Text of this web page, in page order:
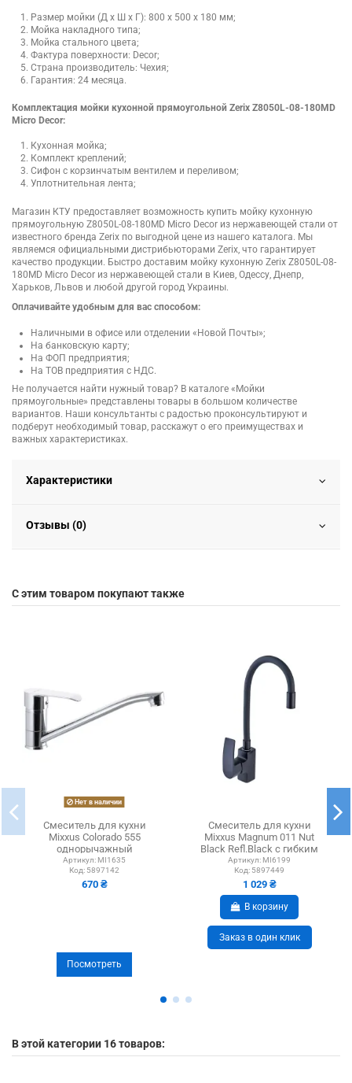
Размер мойки (Д х Ш х Г): 800 х 500 х 180 мм;
Мойка накладного типа;
Мойка стального цвета;
Фактура поверхности: Decor;
Страна производитель: Чехия;
Гарантия: 24 месяца.
Комплектация мойки кухонной прямоугольной Zerix Z8050L-08-180MD
Micro Decor:
Кухонная мойка;
Комплект креплений;
Сифон с корзинчатым вентилем и переливом;
Уплотнительная лента;
Магазин КТУ предоставляет возможность купить мойку кухонную
прямоугольную Z8050L-08-180MD Micro Decor из нержавеющей стали от
известного бренда Zerix по выгодной цене из нашего каталога. Мы
являемся официальными дистрибьюторами Zerix, что гарантирует
качество продукции. Быстро доставим мойку кухонную Zerix Z8050L-08-
180MD Micro Decor из нержавеющей стали в Киев, Одессу, Днепр,
Харьков, Львов и любой другой город Украины.
Оплачивайте удобным для вас способом:
Наличными в офисе или отделении «Новой Почты»;
На банковскую карту;
На ФОП предприятия;
На ТОВ предприятия с НДС.
Не получается найти нужный товар? В каталоге «Мойки
прямоугольные» представлены товары в большом количестве
вариантов. Наши консультанты с радостью проконсультируют и
подберут необходимый товар, расскажут о его преимуществах и
важных характеристиках.
Характеристики
Отзывы (0)
С этим товаром покупают также
Нет в наличии
Смеситель для кухни
Mixxus Colorado 555
однорычажный
Артикул: MI1635
Код: 5897142
670 ₴
Посмотреть
Смеситель для кухни
Mixxus Magnum 011 Nut
Black Refl.Black с гибким
изливом
Артикул: MI6199
Код: 5897449
1 029 ₴
В корзину
Заказ в один клик
В этой категории 16 товаров: